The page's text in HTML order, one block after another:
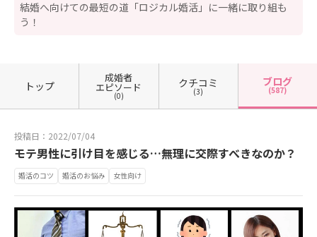
結婚へ向けての最短の道「ロジカル婚活」に一緒に取り組も
う！
トップ
成婚者
エピソード
(0)
クチコミ
(3)
ブログ
(587)
投稿日：2022/07/04
モテ男性に引け目を感じる…無理に交際すべきなのか？
婚活のコツ 婚活のお悩み 女性向け